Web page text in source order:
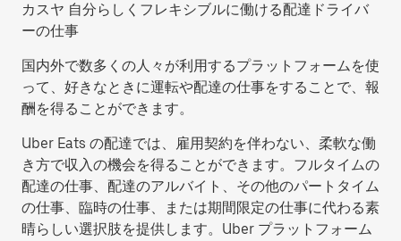
カスヤ 自分らしくフレキシブルに働ける配達ドライバ
ーの仕事
国内外で数多くの人々が利用するプラットフォームを使
って、好きなときに運転や配達の仕事をすることで、報
酬を得ることができます。
Uber Eats の配達では、雇用契約を伴わない、柔軟な働
き方で収入の機会を得ることができます。フルタイムの
配達の仕事、配達のアルバイト、その他のパートタイム
の仕事、臨時の仕事、または期間限定の仕事に代わる素
晴らしい選択肢を提供します。Uber プラットフォーム